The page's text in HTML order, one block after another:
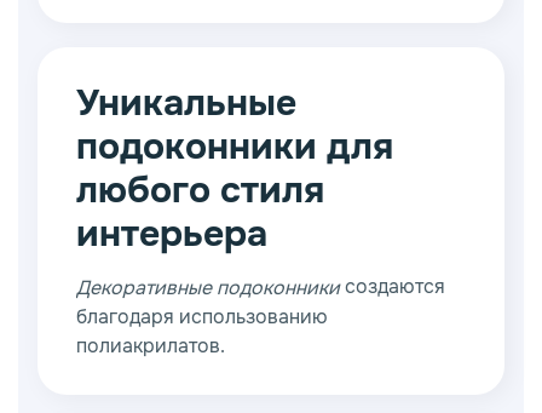
возможностей для реализации
нестандартных дизайнерских проектов.
Уникальные
подоконники для
любого стиля
интерьера
Декоративные подоконникисоздаются
благодаря использованию
полиакрилатов.